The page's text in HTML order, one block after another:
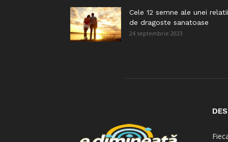
Cele 12 semne ale unei relatii
de dragoste sanatoase
24 septembrie 2023